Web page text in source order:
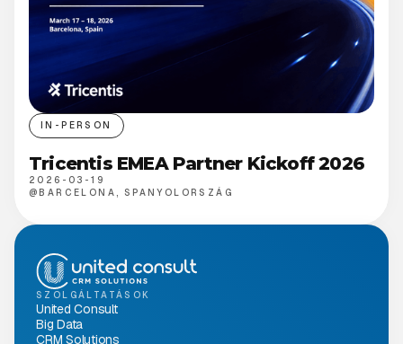
IN-PERSON
Tricentis EMEA Partner Kickoff 2026
2026-03-19
@BARCELONA, SPANYOLORSZÁG
SZOLGÁLTATÁSOK
United Consult
Big Data
CRM Solutions